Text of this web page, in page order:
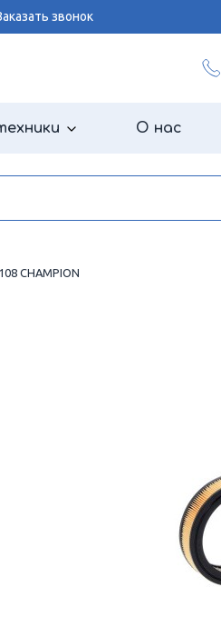
звонок
О нас
CHAMPION